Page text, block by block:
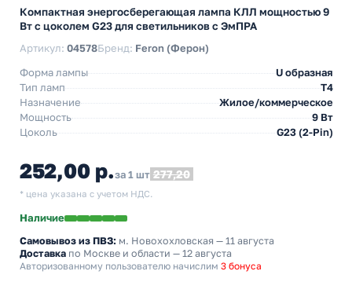
Компактная энергосберегающая лампа КЛЛ мощностью 9
Вт с цоколем G23 для светильников с ЭмПРА
Артикул: 04578Бренд: Feron (Ферон)
Форма лампы
U образная
Тип ламп
T4
Назначение
Жилое/коммерческое
Мощность
9 Вт
Цоколь
G23 (2-Pin)
252,00 р.за 1 шт 277,20
* цена указана с учетом НДС.
Наличие
Самовывоз из ПВЗ: м. Новохохловская — 11 августа
Доставка по Москве и области — 12 августа
Авторизованному пользователю начислим 3 бонуса